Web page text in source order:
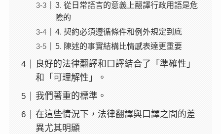
3. 從日常語言的意義上翻譯行政用語是危
險的
4. 契約必須遵循條件和例外規定到底
5. 陳述的事實結構比情感表達更重要
良好的法律翻譯和口譯結合了「準確性」
和「可理解性」。
我們著重的標準。
在這些情況下，法律翻譯與口譯之間的差
異尤其明顯